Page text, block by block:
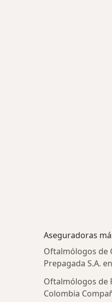
Aseguradoras
Oftalmólogos de
Prepagada S.A.
Oftalmólogos de
Colombia